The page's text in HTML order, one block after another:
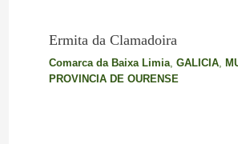
Ermita da Clamadoira
Comarca da Baixa Limia, GALICIA,
PROVINCIA DE OURENSE